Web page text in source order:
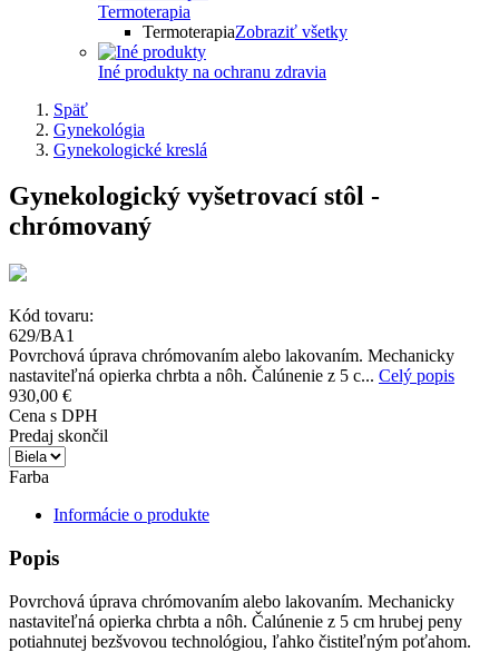
Termoterapia
TermoterapiaZobraziť všetky
Iné produkty na ochranu zdravia
Späť
Gynekológia
Gynekologické kreslá
Gynekologický vyšetrovací stôl -
chrómovaný
Kód tovaru:
629/BA1
Povrchová úprava chrómovaním alebo lakovaním. Mechanicky
nastaviteľná opierka chrbta a nôh. Čalúnenie z 5 c... Celý popis
930,00 €
Cena s DPH
Predaj skončil
Farba
Informácie o produkte
Popis
Povrchová úprava chrómovaním alebo lakovaním. Mechanicky
nastaviteľná opierka chrbta a nôh. Čalúnenie z 5 cm hrubej peny
potiahnutej bezšvovou technológiou, ľahko čistiteľným poťahom.